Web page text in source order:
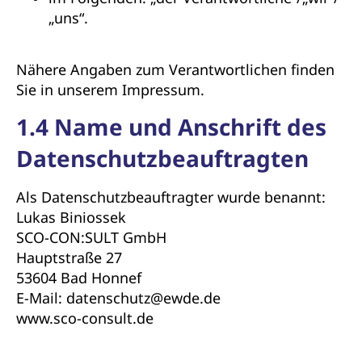
„uns“.
Nähere Angaben zum Verantwortlichen finden
Sie in unserem Impressum.
1.4 Name und Anschrift des
Datenschutzbeauftragten
Als Datenschutzbeauftragter wurde benannt:
Lukas Biniossek
SCO-CON:SULT GmbH
Hauptstraße 27
53604 Bad Honnef
E-Mail: datenschutz@ewde.de
www.sco-consult.de